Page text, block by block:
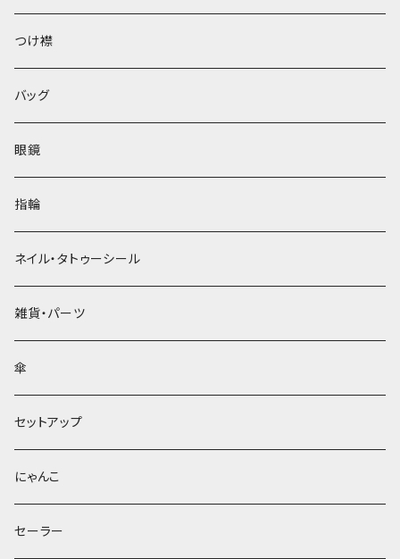
ベレー帽
つけ襟
バッグ
眼鏡
指輪
ネイル・タトゥーシール
雑貨・パーツ
傘
セットアップ
にゃんこ
セーラー